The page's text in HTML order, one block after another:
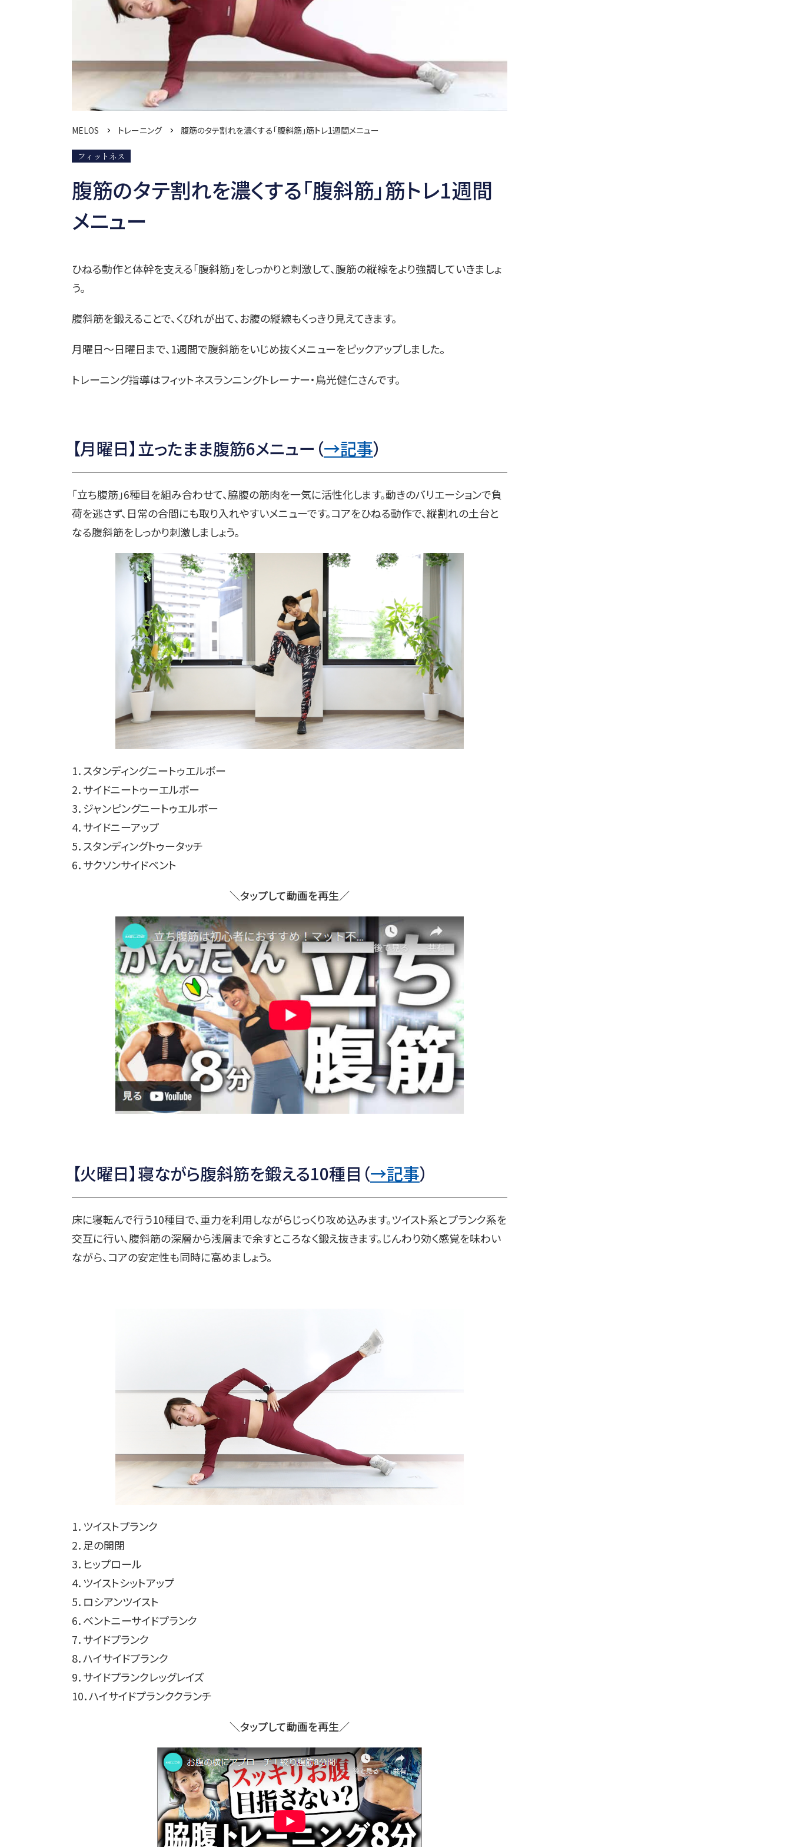
MELOS トレーニング 腹筋のタテ割れを濃くする「腹斜筋」筋トレ1週間メニュー
フィットネス
腹筋のタテ割れを濃くする「腹斜筋」筋トレ1週間
メニュー
ひねる動作と体幹を支える「腹斜筋」をしっかりと刺激して、腹筋の縦線をより強調していきましょ
う。
腹斜筋を鍛えることで、くびれが出て、お腹の縦線もくっきり見えてきます。
月曜日～日曜日まで、1週間で腹斜筋をいじめ抜くメニューをピックアップしました。
トレーニング指導はフィットネスランニングトレーナー・鳥光健仁さんです。
【月曜日】立ったまま腹筋6メニュー（→記事）
「立ち腹筋」6種目を組み合わせて、脇腹の筋肉を一気に活性化します。動きのバリエーションで負
荷を逃さず、日常の合間にも取り入れやすいメニューです。コアをひねる動作で、縦割れの土台と
なる腹斜筋をしっかり刺激しましょう。
1．スタンディングニートゥエルボー
2．サイドニートゥーエルボー
3．ジャンピングニートゥエルボー
4．サイドニーアップ
5．スタンディングトゥータッチ
6．サクソンサイドベント
＼タップして動画を再生／
【火曜日】寝ながら腹斜筋を鍛える10種目（→記事）
床に寝転んで行う10種目で、重力を利用しながらじっくり攻め込みます。ツイスト系とプランク系を
交互に行い、腹斜筋の深層から浅層まで余すところなく鍛え抜きます。じんわり効く感覚を味わい
ながら、コアの安定性も同時に高めましょう。
1．ツイストプランク
2．足の開閉
3．ヒップロール
4．ツイストシットアップ
5．ロシアンツイスト
6．ベントニーサイドプランク
7．サイドプランク
8．ハイサイドプランク
9．サイドプランクレッグレイズ
10．ハイサイドプランククランチ
＼タップして動画を再生／